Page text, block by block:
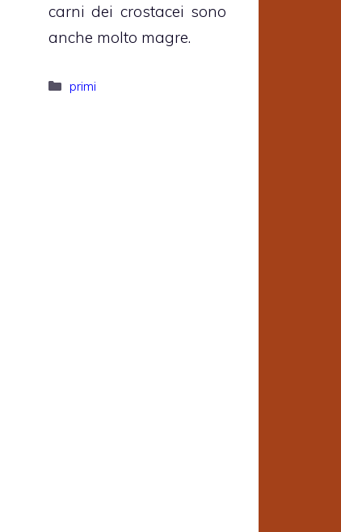
carni dei crostacei sono
anche molto magre.
Categorie
primi